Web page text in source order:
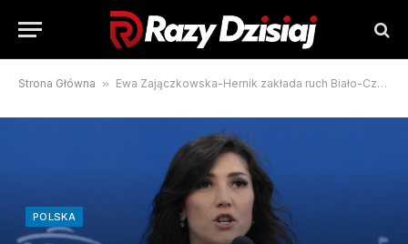
Strona Główna » Ewa Zajączkowska-Hernik zakłada ruch Biało-Czerwoni. Pierwsze szczegóły
POLSKA